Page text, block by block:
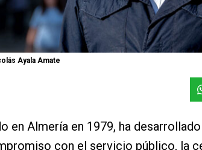
Ayala Amate
en Almería en 1979, ha
con el servicio público, la